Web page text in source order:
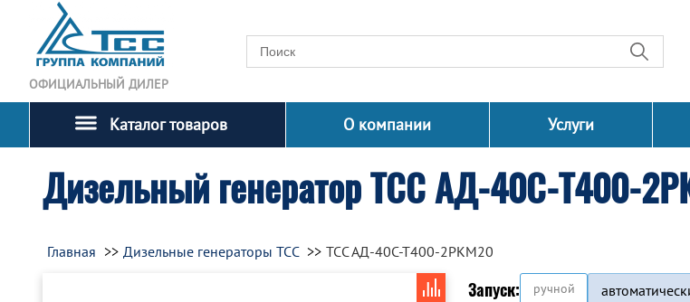
ОФИЦИАЛЬНЫЙ ДИЛЕР
Каталог товаров О компании Услуги
Дизельный генератор ТСС АД-40С-Т400-
Главная Дизельные генераторы ТСС ТСС АД-40С-Т400-2РКМ20
Запуск: ручной